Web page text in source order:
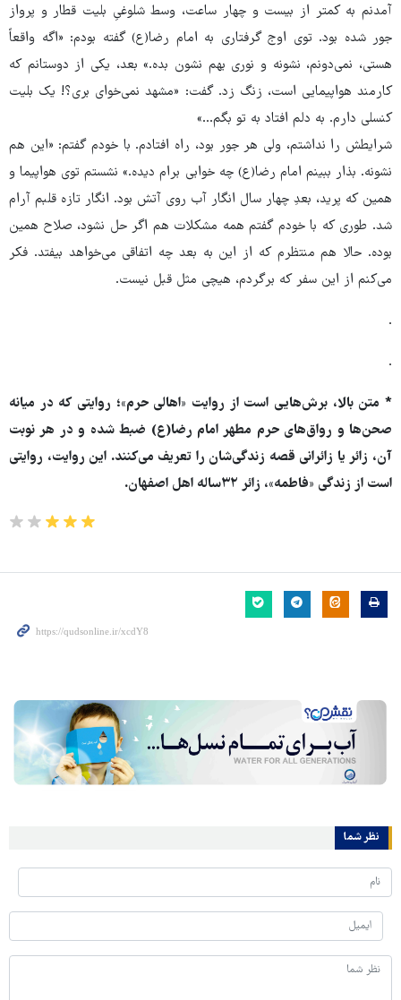
آمدنم به کمتر از بیست و چهار ساعت، وسط شلوغیِ بلیت قطار و پرواز
جور شده بود. توی اوج گرفتاری به امام رضا(ع) گفته بودم: «اگه واقعاً
هستی، نمی‌دونم، نشونه و نوری بهم نشون بده.» بعد، یکی از دوستانم که
کارمند هواپیمایی است، زنگ زد. گفت: «مشهد نمی‌خوای بری؟! یک بلیت
کنسلی دارم. به دلم افتاد به تو بگم...»
شرایطش را نداشتم، ولی هر جور بود، راه افتادم. با خودم گفتم: «این هم
نشونه. بذار ببینم امام رضا(ع) چه خوابی برام دیده.» نشستم توی هواپیما و
همین که پرید، بعدِ چهار سال انگار آب روی آتش بود. انگار تازه قلبم آرام
شد. طوری که با خودم گفتم همه مشکلات هم اگر حل نشود، صلاح همین
بوده. حالا هم منتظرم که از این به بعد چه اتفاقی می‌خواهد بیفتد. فکر
می‌کنم از این سفر که برگردم، هیچی مثل قبل نیست.
.
.
* متن بالا، برش‌هایی است از روایت «اهالی حرم»؛ روایتی که در میانه
صحن‌ها و رواق‌های حرم مطهر امام رضا(ع) ضبط شده و در هر نوبت
آن، زائر یا زائرانی قصه زندگی‌شان را تعریف می‌کنند. این روایت، روایتی
است از زندگی «فاطمه»، زائر ۳۲ساله اهل اصفهان.
نظر شما